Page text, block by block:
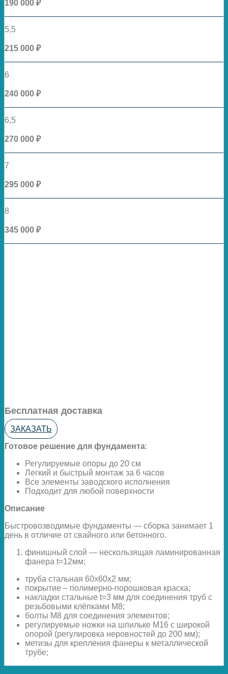
190 000 ₽
5,5
215 000 ₽
6
240 000 ₽
6,5
270 000 ₽
7
295 000 ₽
8
345 000 ₽
Бесплатная доставка
ЗАКАЗАТЬ
Готовое решение для фундамента:
Регулируемые опоры до 20 см
Легкий и быстрый монтаж за 6 часов
Все элементы заводского исполнения
Подходит для любой поверхности
Описание
Быстровозводимые фундаменты — сборка занимает 1
день в отличие от свайного или бетонного.
финишный слой — нескользящая ламинированная
фанера t=12мм;
труба стальная 60х60х2 мм;
покрытие – полимерно-порошковая краска;
накладки стальные t=3 мм для соединения труб с
резьбовыми клёпками М8;
болты М8 для соединения элементов;
регулируемые ножки на шпильке М16 с широкой
опорой (регулировка неровностей до 200 мм);
метизы для крепления фанеры к металлической
трубе;